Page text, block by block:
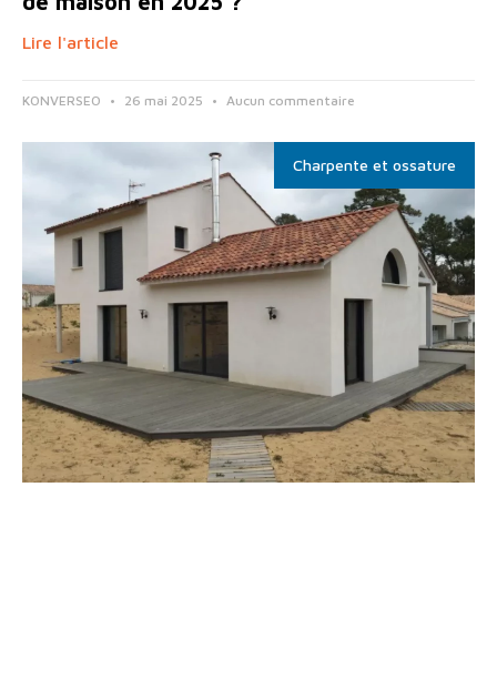
Lire l'article
KONVERSEO 26 mai 2025 Aucun commentaire
Charpente et ossature